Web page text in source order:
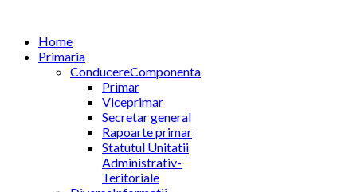
Home
Primaria
ConducereComponenta
Primar
Viceprimar
Secretar general
Rapoarte primar
Statutul Unitatii
Administrativ-
Teritoriale